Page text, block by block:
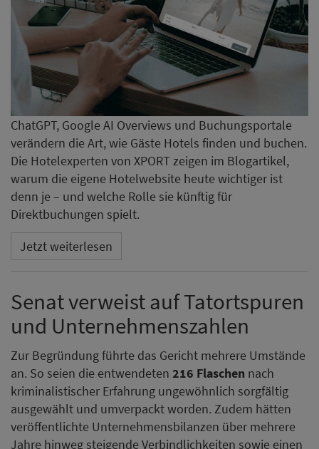
ChatGPT, Google AI Overviews und Buchungsportale
verändern die Art, wie Gäste Hotels finden und buchen.
Die Hotelexperten von XPORT zeigen im Blogartikel,
warum die eigene Hotelwebsite heute wichtiger ist
denn je – und welche Rolle sie künftig für
Direktbuchungen spielt.
Jetzt weiterlesen
Senat verweist auf Tatortspuren
und Unternehmenszahlen
Zur Begründung führte das Gericht mehrere Umstände
an. So seien die entwendeten 216 Flaschen nach
kriminalistischer Erfahrung ungewöhnlich sorgfältig
ausgewählt und umverpackt worden. Zudem hätten
veröffentlichte Unternehmensbilanzen über mehrere
Jahre hinweg steigende Verbindlichkeiten sowie einen